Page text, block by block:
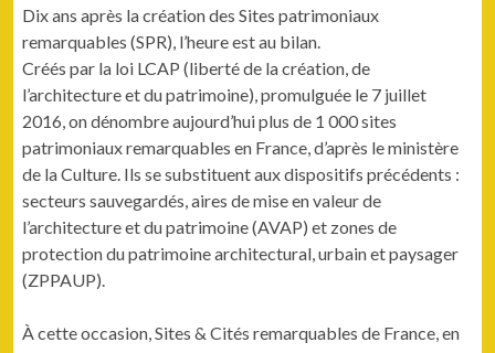
Dix ans après la création des Sites patrimoniaux
remarquables (SPR), l’heure est au bilan.
Créés par la loi LCAP (liberté de la création, de
l’architecture et du patrimoine), promulguée le 7 juillet
2016, on dénombre aujourd’hui plus de 1 000 sites
patrimoniaux remarquables en France, d’après le ministère
de la Culture. Ils se substituent aux dispositifs précédents :
secteurs sauvegardés, aires de mise en valeur de
l’architecture et du patrimoine (AVAP) et zones de
protection du patrimoine architectural, urbain et paysager
(ZPPAUP).
À cette occasion, Sites & Cités remarquables de France, en